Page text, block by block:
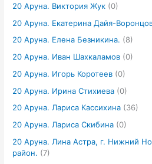
20 Аруна. Виктория Жук (0)
20 Аруна. Екатерина Дайя-
20 Аруна. Елена Безникина. (8)
20 Аруна. Иван Шахкаламов (0)
20 Аруна. Игорь Коротеев (0)
20 Аруна. Ирина Стихиева (0)
20 Аруна. Лариса Кассихина (36)
20 Аруна. Лариса Скибина (0)
20 Аруна. Лина Астра, г. Нижний
район. (7)